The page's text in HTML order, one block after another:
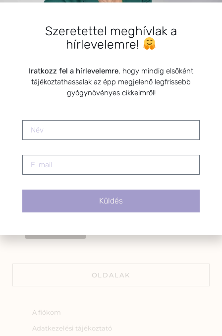
HÍRLEVÉL FELIRATKOZÁS
*
az alábbi nyilatkozatot:
Hozzájárulok, hogy az
foglaltak szerint a HerbClinic
leiratkozhatsz a levél alján található
OLDALAK
A fiókom
Adatkezelési tájékoztató
Szeretettel meghívlak a
hírlevelemre!
Iratkozz fel a hírlevelemre, hogy mindig elsőként
tájékoztathassalak az épp megjelenő legfrissebb
gyógynövényes cikkeimről!
Küldés